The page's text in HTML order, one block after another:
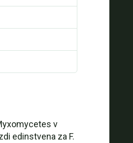
v
edinstvena za F.